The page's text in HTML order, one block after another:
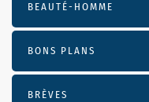
BEAUTÉ-HOMME
BONS PLANS
BRÈVES